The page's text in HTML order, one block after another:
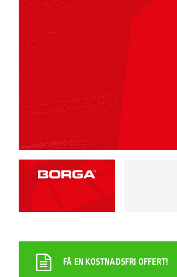
FÅ EN KOSTNADSFRI OFFERT!